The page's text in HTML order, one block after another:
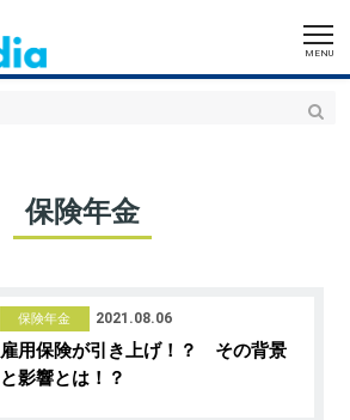
保険年金
保険年金 2021.08.06
雇用保険が引き上げ！？ その背景
と影響とは！？